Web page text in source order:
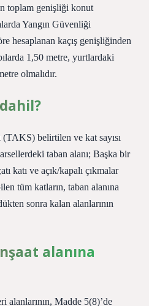
toplam genişliği konut
Yangın Güvenliği
hesaplanan kaçış genişliğinden
1,50 metre, yurtlardaki
olmalıdır.
(TAKS) belirtilen ve kat sayısı
taban alanı; Başka bir
katı ve açık/kapalı çıkmalar
tüm katların, taban alanına
sonra kalan alanlarının
alanına
alanlarının, Madde 5(8)’de